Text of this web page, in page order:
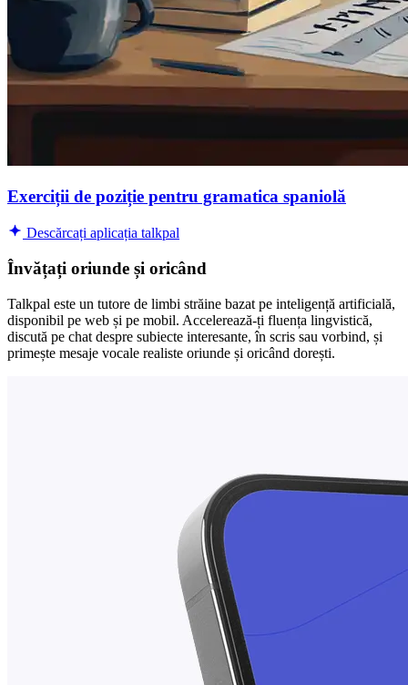
Exerciții de poziție pentru gramatica spaniolă
Descărcați aplicația talkpal
Învățați oriunde și oricând
Talkpal este un tutore de limbi străine bazat pe inteligență artificială,
disponibil pe web și pe mobil. Accelerează-ți fluența lingvistică,
discută pe chat despre subiecte interesante, în scris sau vorbind, și
primește mesaje vocale realiste oriunde și oricând dorești.